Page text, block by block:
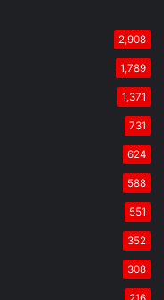
2,908
1,789
1,371
731
624
588
551
352
308